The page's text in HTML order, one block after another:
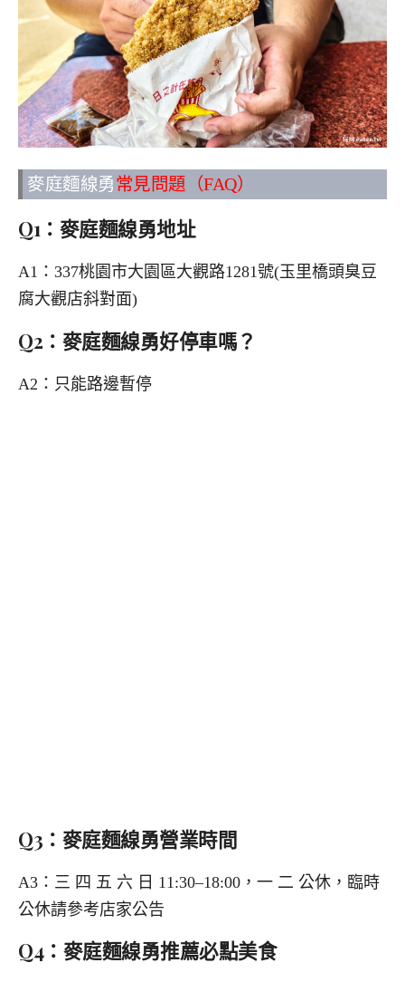
麥庭麵線勇常見問題（FAQ）
Q1：麥庭麵線勇地址
A1：337桃園市大園區大觀路1281號(玉里橋頭臭豆
腐大觀店斜對面)
Q2：麥庭麵線勇好停車嗎？
A2：只能路邊暫停
Q3：麥庭麵線勇營業時間
A3：三 四 五 六 日 11:30–18:00，一 二 公休，臨時
公休請參考店家公告
Q4：麥庭麵線勇推薦必點美食